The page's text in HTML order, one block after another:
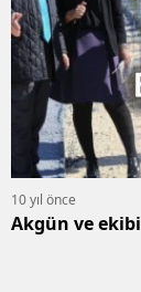
10 yıl önce
Akgün ve